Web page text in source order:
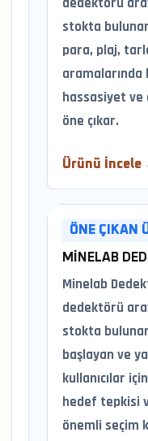
stokta
para, plaj,
aramalarında
hassasiyet ve
öne çıkar.
Ürünü İncele
ÖNE ÇIKAN
MINELAB
Minelab
dedektörü
stokta
başlayan ve
kullanıcılar
hedef tepkisi
önemli seçim